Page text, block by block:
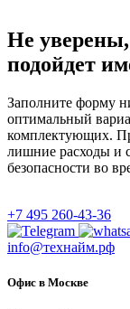
Не
подойдет
Заполните форму
оптимальный
комплектующих.
лишние расходы и
безопасности во
+7 495 260-43-36
info@технайм.рф
Офис в Москве